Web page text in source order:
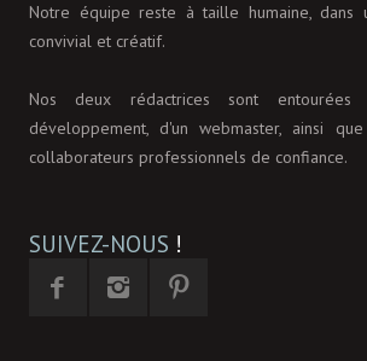
Notre équipe reste à taille humaine, dans
convivial et créatif.
Nos deux rédactrices sont
développement, d'un webmaster, ainsi
collaborateurs professionnels de confiance.
SUIVEZ-NOUS !